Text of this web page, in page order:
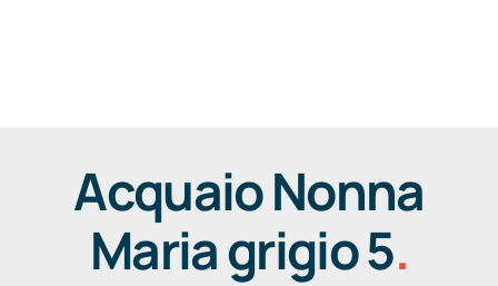
Acquaio Nonna
Maria grigio 5.